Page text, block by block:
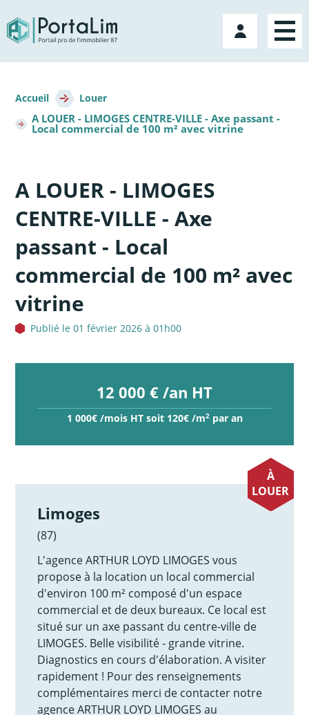
directement
au
contenu
Mon
compte
d'Ariane
Accueil Louer
A LOUER - LIMOGES CENTRE-VILLE - Axe passant -
Local commercial de 100 m² avec vitrine
A LOUER - LIMOGES
CENTRE-VILLE - Axe
passant - Local
commercial de 100 m² avec
vitrine
Publié le 01 février 2026 à 01h00
12 000 € /an HT
1 000€ /mois HT soit 120€ /m2par an
À
LOUER
Limoges
(87)
L'agence ARTHUR LOYD LIMOGES vous
propose à la location un local commercial
d'environ 100 m² composé d'un espace
commercial et de deux bureaux. Ce local est
situé sur un axe passant du centre-ville de
LIMOGES. Belle visibilité - grande vitrine.
Diagnostics en cours d'élaboration. A visiter
rapidement ! Pour des renseignements
complémentaires merci de contacter notre
agence ARTHUR LOYD LIMOGES au